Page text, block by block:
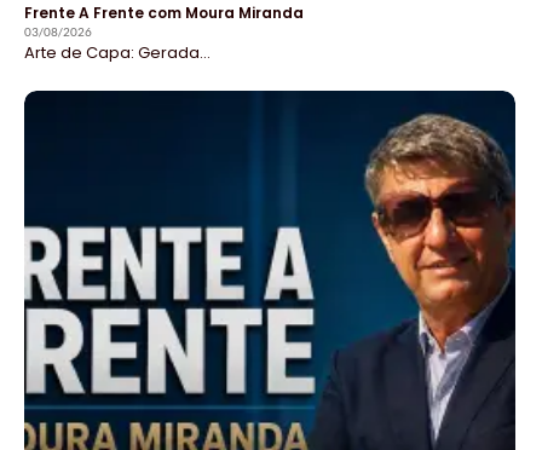
Frente A Frente com Moura Miranda
03/08/2026
Arte de Capa: Gerada...